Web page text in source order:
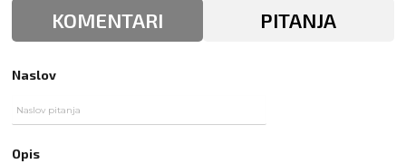
KOMENTARI PITANJA
Naslov
Opis